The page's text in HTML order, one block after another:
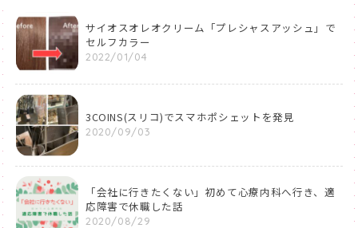
サイオスオレオクリーム「プレシャスアッシュ」で
セルフカラー
2022/01/04
3COINS(スリコ)でスマホポシェットを発見
2020/09/03
「会社に行きたくない」初めて心療内科へ行き、適
応障害で休職した話
2020/08/29